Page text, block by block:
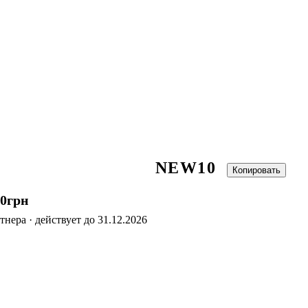
NEW10 Копировать
грн
· действует до 31.12.2026